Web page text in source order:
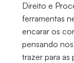
Direito e
ferramentas
encarar os
pensando
trazer para as